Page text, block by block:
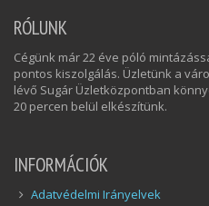
RÓLUNK
Cégünk már 22 éve póló
pontos kiszolgálás. Üzletünk a
lévő Sugár Üzletközpontban
20 percen belül elkészítünk.
INFORMÁCIÓK
Adatvédelmi Irányelvek